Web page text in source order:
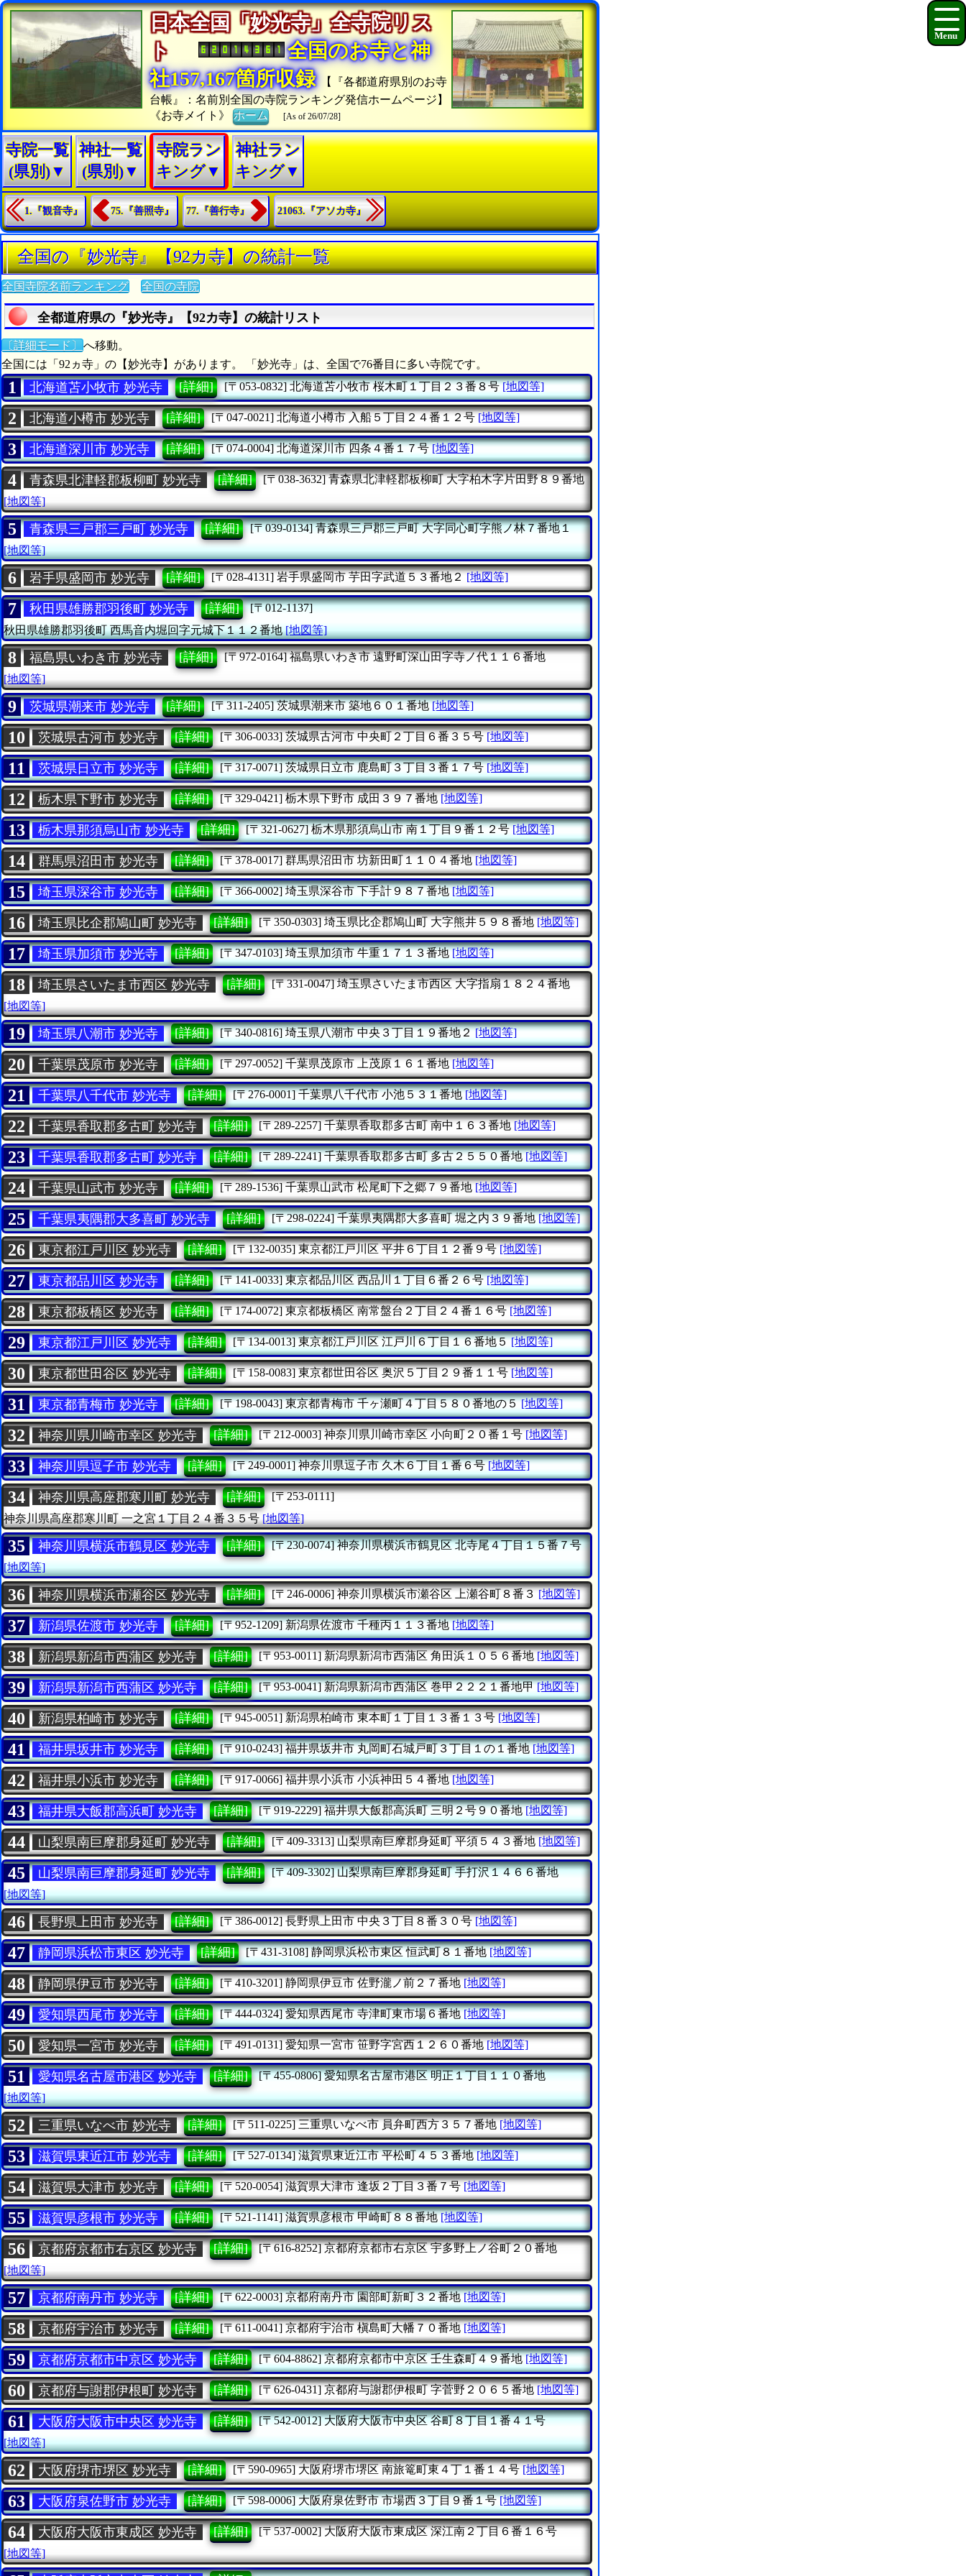
日本全国「妙光寺」全寺院リス
ト
全国のお寺と神
社157,167箇所収録
【『各都道府県別のお寺
台帳』：名前別全国の寺院ランキング発信ホームページ】
《お寺メイト》ホーム [As of 26/07/28]
寺院一覧
(県別)▼
神社一覧
(県別)▼
寺院ラン
キング▼
神社ラン
キング▼
1.『観音寺』 75.『善照寺』 77.『善行寺』 21063.『アソカ寺』
全国の『妙光寺』【92カ寺】の統計一覧
全国寺院名前ランキング 全国の寺院
全都道府県の『妙光寺』【92カ寺】の統計リスト
〔詳細モード〕 へ移動。
全国には「92ヵ寺」の【妙光寺】があります。 「妙光寺」は、全国で76番目に多い寺院です。
1 北海道苫小牧市 妙光寺 [詳細] [〒053-0832] 北海道苫小牧市桜木町１丁目２３番８号 [地図等]
2 北海道小樽市 妙光寺 [詳細] [〒047-0021] 北海道小樽市 入船５丁目２４番１２号 [地図等]
3 北海道深川市 妙光寺 [詳細] [〒074-0004] 北海道深川市四条４番１７号 [地図等]
4 青森県北津軽郡板柳町 妙光寺 [詳細] [〒038-3632] 青森県北津軽郡板柳町大字柏木字片田野８９番地
[地図等]
5 青森県三戸郡三戸町 妙光寺 [詳細] [〒039-0134] 青森県三戸郡三戸町大字同心町字熊ノ林７番地１
[地図等]
6 岩手県盛岡市 妙光寺 [詳細] [〒028-4131] 岩手県盛岡市 芋田字武道５３番地２ [地図等]
7 秋田県雄勝郡羽後町 妙光寺 [詳細]
[〒012-1137]
秋田県雄勝郡羽後町西馬音内堀回字元城下１１２番地 [地図等]
8 福島県いわき市 妙光寺 [詳細] [〒972-0164] 福島県いわき市遠野町深山田字寺ノ代１１６番地
[地図等]
9 茨城県潮来市 妙光寺 [詳細] [〒311-2405] 茨城県潮来市築地６０１番地 [地図等]
10 茨城県古河市 妙光寺 [詳細] [〒306-0033] 茨城県古河市 中央町２丁目６番３５号 [地図等]
11 茨城県日立市 妙光寺 [詳細] [〒317-0071] 茨城県日立市鹿島町３丁目３番１７号 [地図等]
12 栃木県下野市 妙光寺 [詳細] [〒329-0421] 栃木県下野市 成田３９７番地 [地図等]
13 栃木県那須烏山市 妙光寺 [詳細] [〒321-0627] 栃木県那須烏山市南１丁目９番１２号 [地図等]
14 群馬県沼田市 妙光寺 [詳細] [〒378-0017] 群馬県沼田市 坊新田町１１０４番地 [地図等]
15 埼玉県深谷市 妙光寺 [詳細] [〒366-0002] 埼玉県深谷市下手計９８７番地 [地図等]
16 埼玉県比企郡鳩山町 妙光寺 [詳細] [〒350-0303] 埼玉県比企郡鳩山町 大字熊井５９８番地 [地図等]
17 埼玉県加須市 妙光寺 [詳細] [〒347-0103] 埼玉県加須市牛重１７１３番地 [地図等]
18 埼玉県さいたま市西区 妙光寺 [詳細] [〒331-0047] 埼玉県さいたま市西区大字指扇１８２４番地
[地図等]
19 埼玉県八潮市 妙光寺 [詳細] [〒340-0816] 埼玉県八潮市中央３丁目１９番地２ [地図等]
20 千葉県茂原市 妙光寺 [詳細] [〒297-0052] 千葉県茂原市 上茂原１６１番地 [地図等]
21 千葉県八千代市 妙光寺 [詳細] [〒276-0001] 千葉県八千代市小池５３１番地 [地図等]
22 千葉県香取郡多古町 妙光寺 [詳細] [〒289-2257] 千葉県香取郡多古町 南中１６３番地 [地図等]
23 千葉県香取郡多古町 妙光寺 [詳細] [〒289-2241] 千葉県香取郡多古町多古２５５０番地 [地図等]
24 千葉県山武市 妙光寺 [詳細] [〒289-1536] 千葉県山武市 松尾町下之郷７９番地 [地図等]
25 千葉県夷隅郡大多喜町 妙光寺 [詳細] [〒298-0224] 千葉県夷隅郡大多喜町堀之内３９番地 [地図等]
26 東京都江戸川区 妙光寺 [詳細] [〒132-0035] 東京都江戸川区 平井６丁目１２番９号 [地図等]
27 東京都品川区 妙光寺 [詳細] [〒141-0033] 東京都品川区西品川１丁目６番２６号 [地図等]
28 東京都板橋区 妙光寺 [詳細] [〒174-0072] 東京都板橋区 南常盤台２丁目２４番１６号 [地図等]
29 東京都江戸川区 妙光寺 [詳細] [〒134-0013] 東京都江戸川区江戸川６丁目１６番地５ [地図等]
30 東京都世田谷区 妙光寺 [詳細] [〒158-0083] 東京都世田谷区 奥沢５丁目２９番１１号 [地図等]
31 東京都青梅市 妙光寺 [詳細] [〒198-0043] 東京都青梅市千ヶ瀬町４丁目５８０番地の５ [地図等]
32 神奈川県川崎市幸区 妙光寺 [詳細] [〒212-0003] 神奈川県川崎市幸区 小向町２０番１号 [地図等]
33 神奈川県逗子市 妙光寺 [詳細] [〒249-0001] 神奈川県逗子市久木６丁目１番６号 [地図等]
34 神奈川県高座郡寒川町 妙光寺 [詳細]
[〒253-0111]
神奈川県高座郡寒川町 一之宮１丁目２４番３５号 [地図等]
35 神奈川県横浜市鶴見区 妙光寺 [詳細] [〒230-0074] 神奈川県横浜市鶴見区北寺尾４丁目１５番７号
[地図等]
36 神奈川県横浜市瀬谷区 妙光寺 [詳細] [〒246-0006] 神奈川県横浜市瀬谷区 上瀬谷町８番３ [地図等]
37 新潟県佐渡市 妙光寺 [詳細] [〒952-1209] 新潟県佐渡市千種丙１１３番地 [地図等]
38 新潟県新潟市西蒲区 妙光寺 [詳細] [〒953-0011] 新潟県新潟市西蒲区 角田浜１０５６番地 [地図等]
39 新潟県新潟市西蒲区 妙光寺 [詳細] [〒953-0041] 新潟県新潟市西蒲区巻甲２２２１番地甲 [地図等]
40 新潟県柏崎市 妙光寺 [詳細] [〒945-0051] 新潟県柏崎市 東本町１丁目１３番１３号 [地図等]
41 福井県坂井市 妙光寺 [詳細] [〒910-0243] 福井県坂井市丸岡町石城戸町３丁目１の１番地 [地図等]
42 福井県小浜市 妙光寺 [詳細] [〒917-0066] 福井県小浜市 小浜神田５４番地 [地図等]
43 福井県大飯郡高浜町 妙光寺 [詳細] [〒919-2229] 福井県大飯郡高浜町三明２号９０番地 [地図等]
44 山梨県南巨摩郡身延町 妙光寺 [詳細] [〒409-3313] 山梨県南巨摩郡身延町 平須５４３番地 [地図等]
45 山梨県南巨摩郡身延町 妙光寺 [詳細] [〒409-3302] 山梨県南巨摩郡身延町手打沢１４６６番地
[地図等]
46 長野県上田市 妙光寺 [詳細] [〒386-0012] 長野県上田市 中央３丁目８番３０号 [地図等]
47 静岡県浜松市東区 妙光寺 [詳細] [〒431-3108] 静岡県浜松市東区恒武町８１番地 [地図等]
48 静岡県伊豆市 妙光寺 [詳細] [〒410-3201] 静岡県伊豆市 佐野瀧ノ前２７番地 [地図等]
49 愛知県西尾市 妙光寺 [詳細] [〒444-0324] 愛知県西尾市寺津町東市場６番地 [地図等]
50 愛知県一宮市 妙光寺 [詳細] [〒491-0131] 愛知県一宮市 笹野字宮西１２６０番地 [地図等]
51 愛知県名古屋市港区 妙光寺 [詳細] [〒455-0806] 愛知県名古屋市港区明正１丁目１１０番地
[地図等]
52 三重県いなべ市 妙光寺 [詳細] [〒511-0225] 三重県いなべ市 員弁町西方３５７番地 [地図等]
53 滋賀県東近江市 妙光寺 [詳細] [〒527-0134] 滋賀県東近江市平松町４５３番地 [地図等]
54 滋賀県大津市 妙光寺 [詳細] [〒520-0054] 滋賀県大津市 逢坂２丁目３番７号 [地図等]
55 滋賀県彦根市 妙光寺 [詳細] [〒521-1141] 滋賀県彦根市甲崎町８８番地 [地図等]
56 京都府京都市右京区 妙光寺 [詳細] [〒616-8252] 京都府京都市右京区宇多野上ノ谷町２０番地
[地図等]
57 京都府南丹市 妙光寺 [詳細] [〒622-0003] 京都府南丹市園部町新町３２番地 [地図等]
58 京都府宇治市 妙光寺 [詳細] [〒611-0041] 京都府宇治市 槇島町大幡７０番地 [地図等]
59 京都府京都市中京区 妙光寺 [詳細] [〒604-8862] 京都府京都市中京区壬生森町４９番地 [地図等]
60 京都府与謝郡伊根町 妙光寺 [詳細] [〒626-0431] 京都府与謝郡伊根町 字菅野２０６５番地 [地図等]
61 大阪府大阪市中央区 妙光寺 [詳細] [〒542-0012] 大阪府大阪市中央区谷町８丁目１番４１号
[地図等]
62 大阪府堺市堺区 妙光寺 [詳細] [〒590-0965] 大阪府堺市堺区 南旅篭町東４丁１番１４号 [地図等]
63 大阪府泉佐野市 妙光寺 [詳細] [〒598-0006] 大阪府泉佐野市市場西３丁目９番１号 [地図等]
64 大阪府大阪市東成区 妙光寺 [詳細] [〒537-0002] 大阪府大阪市東成区深江南２丁目６番１６号
[地図等]